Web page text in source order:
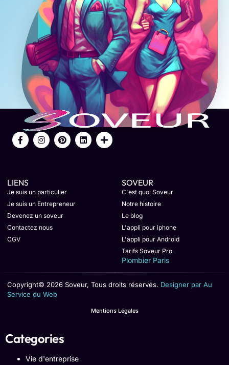
LIENS
Je suis un particulier
Je suis un Entrepreneur
Devenez un soveur
Contactez nous
CGV
SOVEUR
C'est quoi Soveur
Notre histoire
Le blog
L'appli pour iphone
L'appli pour Android
Tarifs Soveur Pro
Plombier Paris
Copyright© 2026 Soveur, Tous droits réservés. Designer par Au
Service du Web
Mentions Légales
Categories
Vie d'entreprise